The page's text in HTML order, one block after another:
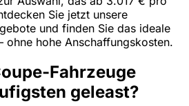
Sie jetzt unsere
und finden Sie das ideale
ohne hohe Anschaffungskosten.
Fahrzeuge
geleast?